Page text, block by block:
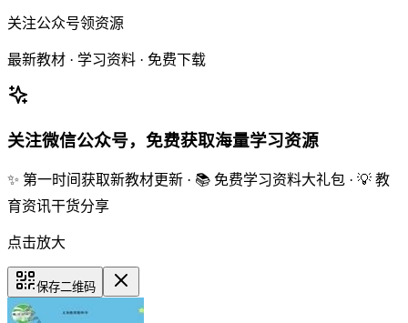
关注公众号领资源
最新教材 · 学习资料 · 免费下载
关注微信公众号，免费获取海量学习资源
✨ 第一时间获取新教材更新 · 📚 免费学习资料大礼包 · 💡 教
育资讯干货分享
点击放大
保存二维码